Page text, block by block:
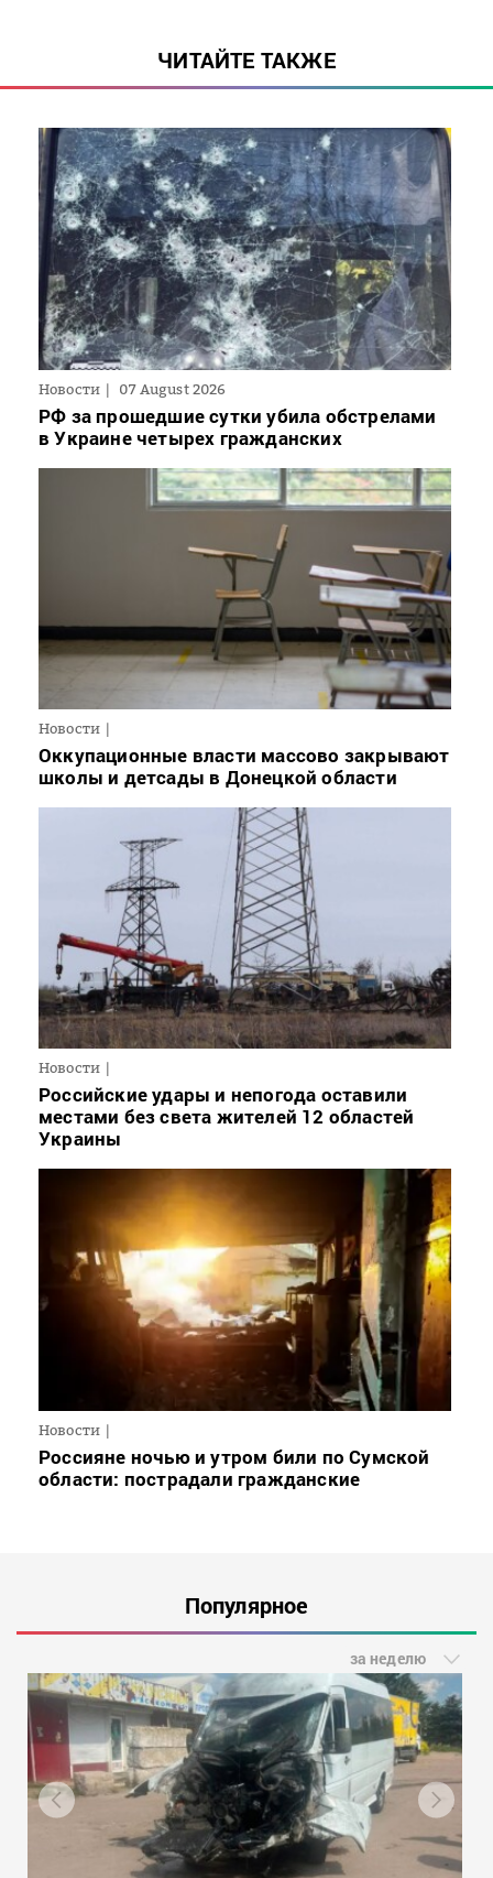
ЧИТАЙТЕ ТАКЖЕ
Новости 07 August 2026
РФ за прошедшие сутки убила обстрелами
в Украине четырех гражданских
Новости
Оккупационные власти массово закрывают
школы и детсады в Донецкой области
Новости
Российские удары и непогода оставили
местами без света жителей 12 областей
Украины
Новости
Россияне ночью и утром били по Сумской
области: пострадали гражданские
Популярное
за неделю